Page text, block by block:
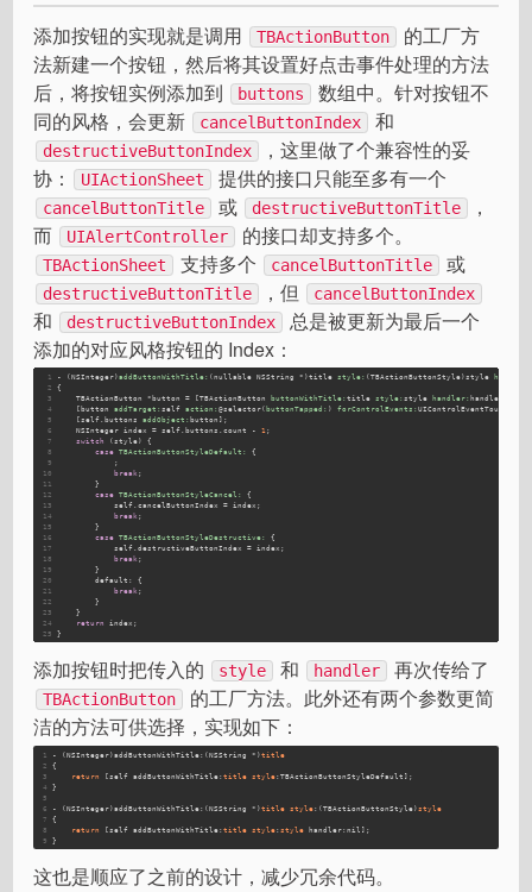
添加按钮的实现就是调用 TBActionButton
的工厂方
法新建一个按钮，然后将其设置好点击事件处理的方法
后，将按钮实例添加到
buttons
数组中。针对按钮不
同的风格，会更新
cancelButtonIndex 和
destructiveButtonIndex
，这里做了个兼容性的妥
协：
UIActionSheet 提供的接口只能至多有一个
cancelButtonTitle 或 destructiveButtonTitle
，
而
UIAlertController 的接口却支持多个。
TBActionSheet 支持多个 cancelButtonTitle 或
destructiveButtonTitle ，但 cancelButtonIndex
和 destructiveButtonIndex
总是被更新为最后一个
添加的对应风格按钮的 Index：
1
2
3
4
5
6
7
8
9
10
11
12
13
14
15
16
17
18
19
20
21
22
23
24
25
- (NSInteger)addButtonWithTitle: (nullable NSString *)title style: (TBActionButtonStyle)style
handler:
{
    TBActionButton *button = [TBActionButton
buttonWithTitle:title style:style handler: handler];
    [button
addTarget:self action:@selector( buttonTapped: ) forControlEvents:
    [self.buttons
addObject: button];
    NSInteger index = self.buttons.count -
1 ;
switch
(style) {
case TBActionButtonStyleDefault:
{
            ;
break ;
        }
case TBActionButtonStyleCancel:
{
            self.cancelButtonIndex = index;
break ;
        }
case TBActionButtonStyleDestructive:
{
            self.destructiveButtonIndex = index;
break ;
        }
        default:
{
break ;
        }
    }
return
index;
}
添加按钮时把传入的 style 和 handler 再次传给了
TBActionButton
的工厂方法。此外还有两个参数更简
洁的方法可供选择，实现如下：
1
2
3
4
5
6
7
8
9
- (NSInteger)addButtonWithTitle:(NSString *)title
{
return
[self addButtonWithTitle:title style:TBActionButtonStyleDefault];
}
- (NSInteger)addButtonWithTitle:(NSString *)title style:(TBActionButtonStyle)style
{
return
[self addButtonWithTitle:title style:style handler:nil];
}
这也是顺应了之前的设计，减少冗余代码。